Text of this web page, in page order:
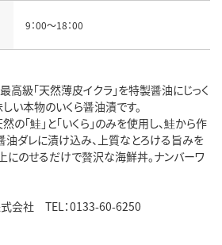
9：00～18：00
高級「天然薄皮イクラ」を特製醤油にじっく
い本物のいくら醤油漬です。
「鮭」と「いくら」のみを使用し、鮭から作
油ダレに漬け込み、上質なとろける旨みを
にのせるだけで贅沢な海鮮丼。ナンバーワ
式会社 TEL：0133-60-6250